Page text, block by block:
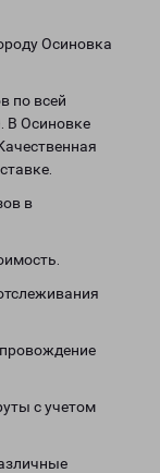
Осиновка
по всей
В Осиновке
в
с учетом